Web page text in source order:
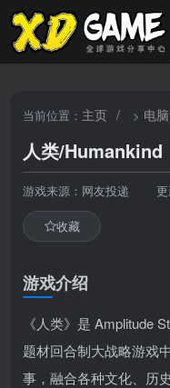
当前位置： 主页 / > 电
人类/Humankind
游戏来源：网友投递
收藏
游戏介绍
《人类》是 Amplitude
题材回合制大战略游戏
事，融合各种文化、历